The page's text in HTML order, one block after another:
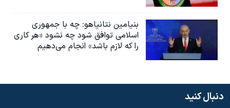
بنیامین نتانیاهو: چه با جمهوری
اسلامی توافق شود چه نشود «هر کاری
را که لازم باشد» انجام می‌دهیم
دنبال کنید